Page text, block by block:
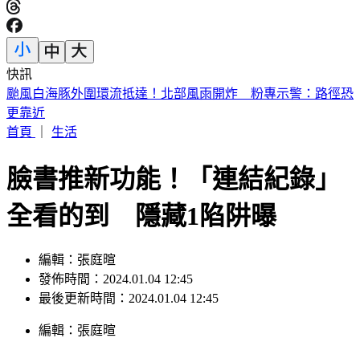
快訊
白海豚颱風發威！北市中山工地「整片圍籬」倒塌砸2車
首頁｜
臉書推新功能！「連結紀錄」
全看的到 隱藏1陷阱曝
發佈時間：2024.01.04 12:45
最後更新時間：2024.01.04 12:45
發佈時間：2024.01.04 12:45